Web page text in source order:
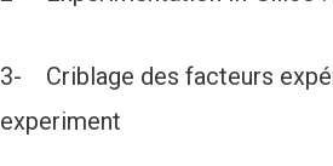
3- Criblage des facteurs
experiment